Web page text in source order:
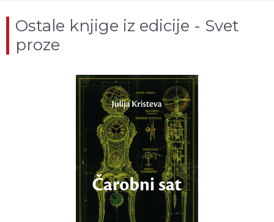
Ostale knjige iz edicije - Svet
proze